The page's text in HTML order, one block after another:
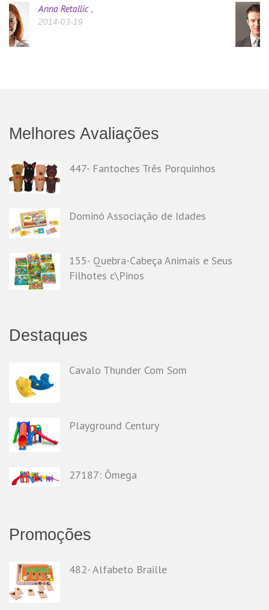
Melhores Avaliações
447- Fantoches Três Porquinhos
Dominó Associação de Idades
155- Quebra-Cabeça Animais e Seus
Filhotes c\Pinos
Destaques
Cavalo Thunder Com Som
Playground Century
27187: Ômega
Promoções
482- Alfabeto Braille